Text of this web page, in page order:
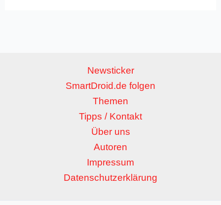
Newsticker
SmartDroid.de folgen
Themen
Tipps / Kontakt
Über uns
Autoren
Impressum
Datenschutzerklärung